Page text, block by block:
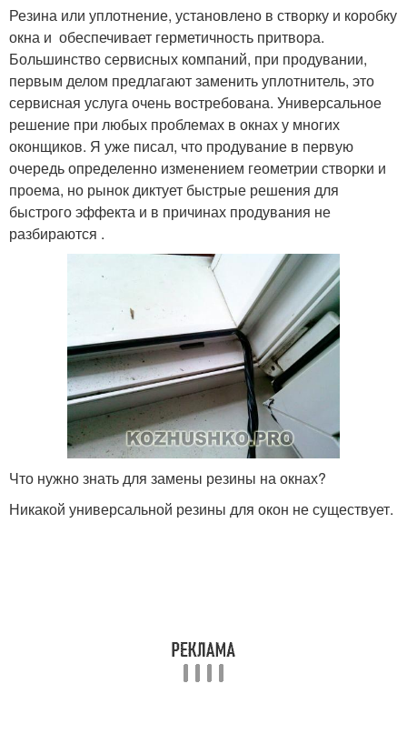
модифицированной
пластмассы
уплотнитель
Окно в зависимости
Резина или уплотнение, установлено в створку и коробку
окна и обеспечивает герметичность притвора.
Большинство сервисных компаний, при продувании,
первым делом предлагают заменить уплотнитель, это
сервисная услуга очень востребована. Универсальное
решение при любых проблемах в окнах у многих
оконщиков. Я уже писал, что продувание в первую
очередь определенно изменением геометрии створки и
проема, но рынок диктует быстрые решения для
быстрого эффекта и в причинах продувания не
разбираются .
Что нужно знать для замены резины на окнах?
Никакой универсальной резины для окон не существует.